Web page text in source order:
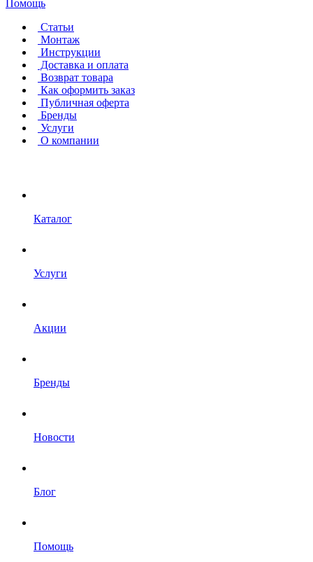
Помощь
Статьи
Монтаж
Инструкции
Доставка и оплата
Возврат товара
Как оформить заказ
Публичная оферта
Бренды
Услуги
О компании
Каталог
Услуги
Акции
Бренды
Новости
Блог
Помощь